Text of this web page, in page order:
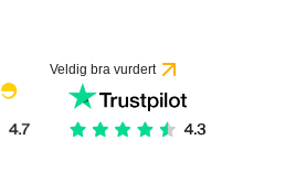
Veldig bra vurdert